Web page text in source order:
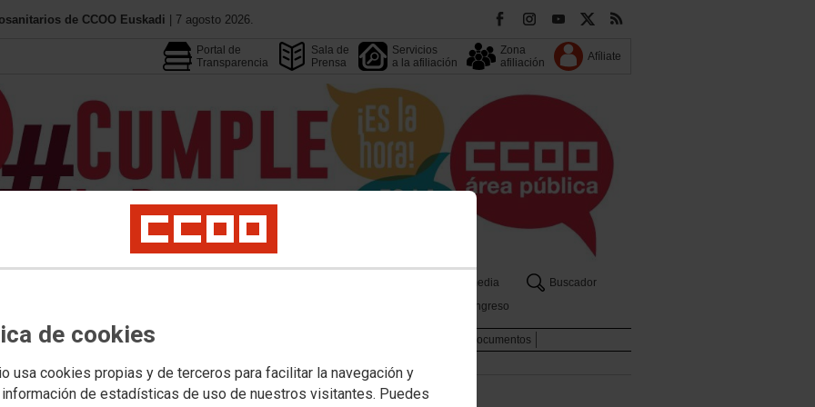
de cookies
usa cookies propias y de terceros para facilitar la navegación y
de estadísticas de uso de nuestros visitantes. Puedes
de CCOO Euskadi | 7 agosto 2026.
Portal de
Transparencia
Sala de
Prensa
Servicios
a la afiliación
Zona
afiliación
Afíliate
Multimedia
Buscador
13 Congreso
Profesionales Jóvenes
Publicaciones y Documentos